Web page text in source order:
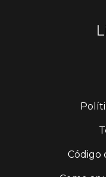
Código